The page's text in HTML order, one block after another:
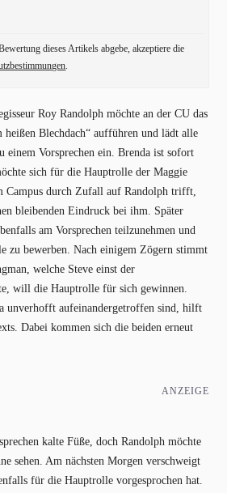
dieses Artikels abgebe, akzeptiere die
.
Roy Randolph möchte an der CU das
heißen Blechdach“ aufführen und lädt alle
einem Vorsprechen ein. Brenda ist sofort
sich für die Hauptrolle der Maggie
Campus durch Zufall auf Randolph trifft,
bleibenden Eindruck bei ihm. Später
am Vorsprechen teilzunehmen und
zu bewerben. Nach einigem Zögern stimmt
welche Steve einst der
will die Hauptrolle für sich gewinnen.
unverhofft aufeinandergetroffen sind, hilft
Dabei kommen sich die beiden erneut
ANZEIGE
kalte Füße, doch Randolph möchte
sehen. Am nächsten Morgen verschweigt
für die Hauptrolle vorgesprochen hat.